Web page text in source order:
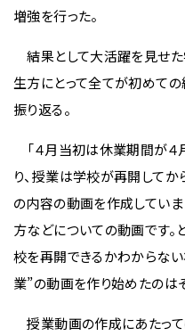
増強を行った。
結果として大活躍を見せた
生方にとって全てが初めて
振り返る。
「４月当初は休業期間が４
り、授業は学校が再開して
の内容の動画を作成してい
方などについての動画です。
校を再開できるかわからな
業”の動画を作り始めたのは
授業動画の作成にあたっ